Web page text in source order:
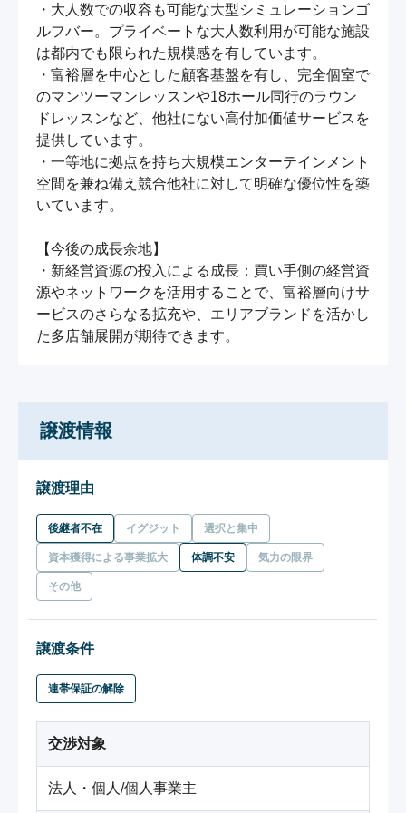
・大人数での収容も可能な大型シミュレーションゴ
ルフバー。プライベートな大人数利用が可能な施設
は都内でも限られた規模感を有しています。
・富裕層を中心とした顧客基盤を有し、完全個室で
のマンツーマンレッスンや18ホール同行のラウン
ドレッスンなど、他社にない高付加価値サービスを
提供しています。
・一等地に拠点を持ち大規模エンターテインメント
空間を兼ね備え競合他社に対して明確な優位性を築
いています。
【今後の成長余地】
・新経営資源の投入による成長：買い手側の経営資
源やネットワークを活用することで、富裕層向けサ
ービスのさらなる拡充や、エリアブランドを活かし
た多店舗展開が期待できます。
譲渡情報
譲渡理由
後継者不在 イグジット 選択と集中
資本獲得による事業拡大 体調不安 気力の限界
その他
譲渡条件
連帯保証の解除
交渉対象
法人・個人/個人事業主